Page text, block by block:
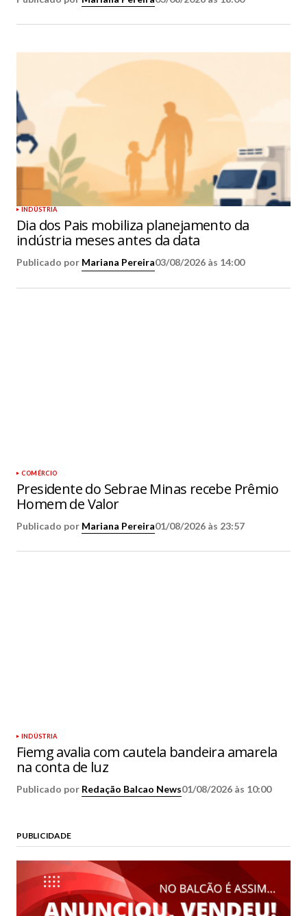
INDÚSTRIA
Dia dos Pais mobiliza planejamento da
indústria meses antes da data
Publicado por Mariana Pereira03/08/2026 às 14:00
COMÉRCIO
Presidente do Sebrae Minas recebe Prêmio
Homem de Valor
Publicado por Mariana Pereira01/08/2026 às 23:57
INDÚSTRIA
Fiemg avalia com cautela bandeira amarela
na conta de luz
Publicado por Redação Balcao News01/08/2026 às 10:00
PUBLICIDADE